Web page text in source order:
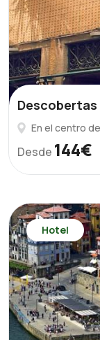
En el centro
Desde 144€
Hotel